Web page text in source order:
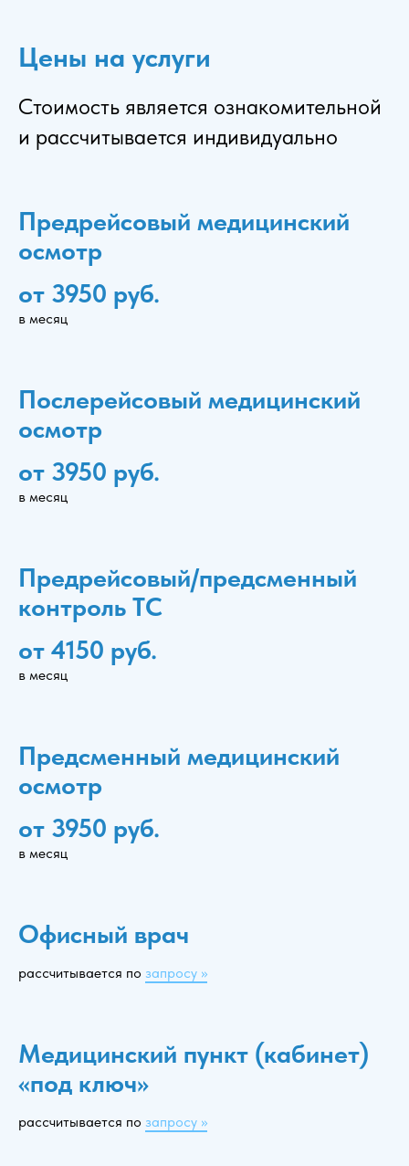
Цены на услуги
Стоимость является ознакомительной
и рассчитывается индивидуально
Предрейсовый медицинский
осмотр
от 3950 руб.
в месяц
Послерейсовый медицинский
осмотр
от 3950 руб.
в месяц
Предрейсовый/предсменный
контроль ТС
от 4150 руб.
в месяц
Предсменный медицинский
осмотр
от 3950 руб.
в месяц
Офисный врач
рассчитывается по запросу >>
Медицинский пункт (кабинет)
«под ключ»
рассчитывается по запросу >>